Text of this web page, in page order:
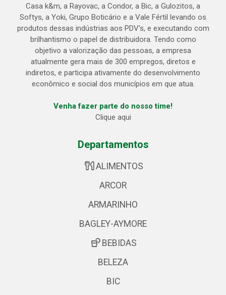
Casa k&m, a Rayovac, a Condor, a Bic, a Gulozitos, a
Softys, a Yoki, Grupo Boticário e a Vale Fértil levando os
produtos dessas indústrias aos PDV’s, e executando com
brilhantismo o papel de distribuidora. Tendo como
objetivo a valorização das pessoas, a empresa
atualmente gera mais de 300 empregos, diretos e
indiretos, e participa ativamente do desenvolvimento
econômico e social dos municípios em que atua.
Venha fazer parte do nosso time!
Clique aqui
Departamentos
ALIMENTOS
ARCOR
ARMARINHO
BAGLEY-AYMORE
BEBIDAS
BELEZA
BIC